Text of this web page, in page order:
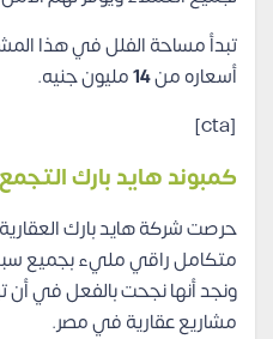
تبدأ مساحة الفلل في هذا
أسعاره من14مليون جنيه.
[cta]
كمبوند هايد بارك
حرصت شركة هايد بارك
متكامل راقي مليء بجميع سبل
ونجد أنها نجحت بالفعل في
مشاريع عقارية في مصر.